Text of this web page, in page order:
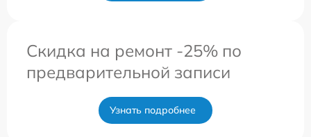
Скидка на ремонт -25% по
предварительной записи
Узнать подробнее